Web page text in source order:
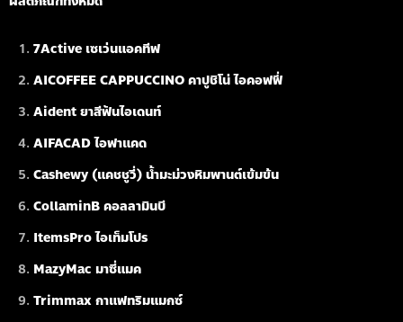
7Active เซเว่นแอคทีฟ
AICOFFEE CAPPUCCINO คาปูชิโน่ ไอคอฟฟี่
Aident ยาสีฟันไอเดนท์
AIFACAD ไอฟาแคด
Cashewy (แคชชูวี่) น้ำมะม่วงหิมพานต์เข้มข้น
CollaminB คอลลามินบี
ItemsPro ไอเท็มโปร
MazyMac มาซี่แมค
Trimmax กาแฟทริมแมกซ์